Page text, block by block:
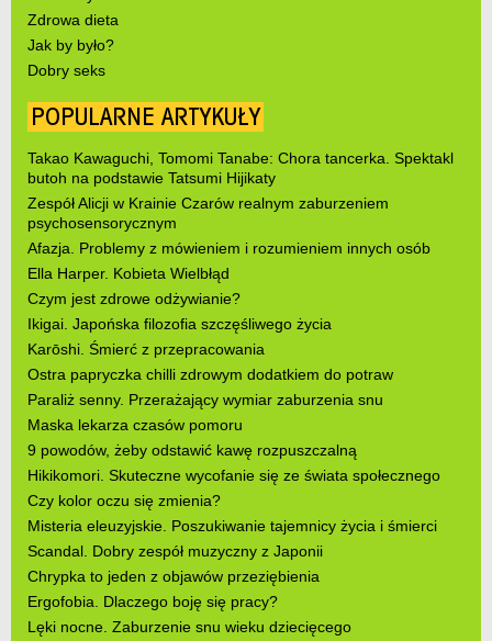
Zdrowa dieta
Jak by było?
Dobry seks
POPULARNE ARTYKUŁY
Takao Kawaguchi, Tomomi Tanabe: Chora tancerka. Spektakl
butoh na podstawie Tatsumi Hijikaty
Zespół Alicji w Krainie Czarów realnym zaburzeniem
psychosensorycznym
Afazja. Problemy z mówieniem i rozumieniem innych osób
Ella Harper. Kobieta Wielbłąd
Czym jest zdrowe odżywianie?
Ikigai. Japońska filozofia szczęśliwego życia
Karōshi. Śmierć z przepracowania
Ostra papryczka chilli zdrowym dodatkiem do potraw
Paraliż senny. Przerażający wymiar zaburzenia snu
Maska lekarza czasów pomoru
9 powodów, żeby odstawić kawę rozpuszczalną
Hikikomori. Skuteczne wycofanie się ze świata społecznego
Czy kolor oczu się zmienia?
Misteria eleuzyjskie. Poszukiwanie tajemnicy życia i śmierci
Scandal. Dobry zespół muzyczny z Japonii
Chrypka to jeden z objawów przeziębienia
Ergofobia. Dlaczego boję się pracy?
Lęki nocne. Zaburzenie snu wieku dziecięcego